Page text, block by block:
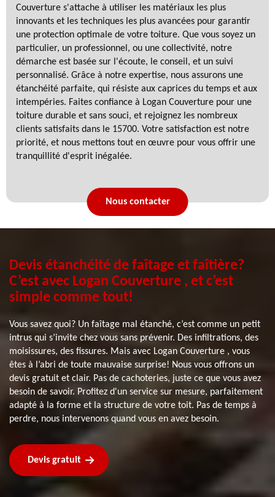
Couverture s'attache à utiliser les matériaux les plus
innovants et les techniques les plus avancées pour garantir
une protection optimale de votre toiture. Que vous soyez un
particulier, un professionnel, ou une collectivité, notre
démarche est basée sur l'écoute, le conseil, et un suivi
personnalisé. Grâce à notre expertise, nous assurons une
étanchéité parfaite, qui résiste aux caprices du temps et aux
intempéries. Faites confiance à Logan Couverture pour une
toiture durable et sans souci, et rejoignez les nombreux
clients satisfaits dans le 15700. Votre satisfaction est notre
priorité, et nous mettons tout en œuvre pour vous offrir une
tranquillité d'esprit inégalée.
Nous contacter
Devis étanchéité de faîtage et faîtière?
C’est avec Logan Couverture , et c’est
simple comme tout!
Vous savez quoi? Un faîtage mal étanché, c’est comme un petit
intrus qui s’invite chez vous sans prévenir. Des infiltrations, des
moisissures, des fissures. Mais avec Logan Couverture , vous
êtes à l’abri de toute mauvaise surprise! Nous vous offrons un
devis gratuit et clair. Pas de cachoteries, juste ce que vous avez
besoin de savoir. Profitez d'un service sur mesure, parfaitement
adapté à la forme et la structure de votre toit. Pas de temps à
perdre, nous intervenons quand vous en avez besoin.
Devis gratuit